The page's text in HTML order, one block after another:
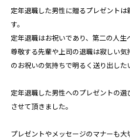
定年退職した男性に贈るプレゼントは
す。
定年退職はお祝いであり、第二の人生
尊敬する先輩や上司の退職は寂しい気
のお祝いの気持ちで明るく送り出した
定年退職した男性へのプレゼントの選
させて頂きました。
プレゼントやメッセージのマナーも大